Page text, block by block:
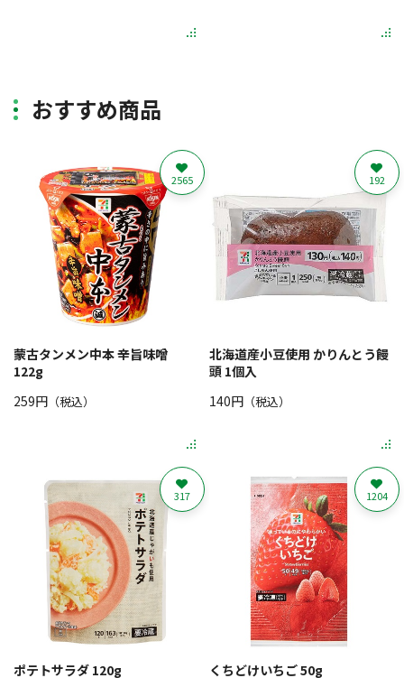
おすすめ商品
蒙古タンメン中本 辛旨味噌
122g
259円 （税込）
2565
北海道産小豆使用 かりんとう饅
頭 1個入
140円（税込）
192
ポテトサラダ 120g
317
くちどけいちご 50g
1204